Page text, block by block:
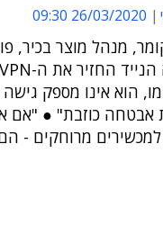
26/03/2020 09:30
מנהל מוצר בכיר,
הוא אינו מספק גישה
כוזבת" ● "אם
למכשירים מרוחקים -